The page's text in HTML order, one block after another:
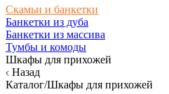
Скамьи и банкетки
Банкетки из дуба
Банкетки из массива
Тумбы и комоды
Шкафы для прихожей
Назад
Каталог/Шкафы для прихожей